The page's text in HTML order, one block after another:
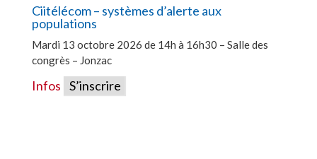
Ciitélécom – systèmes d’alerte aux
populations
Mardi 13 octobre 2026 de 14h à 16h30 – Salle des
congrès – Jonzac
Infos S’inscrire